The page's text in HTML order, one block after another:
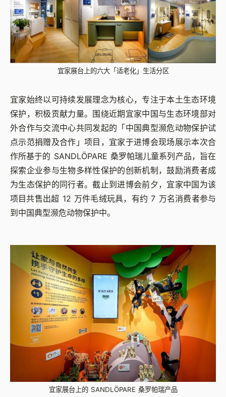
宜家展台上的六大「适老化」生活分区
宜家始终以可持续发展理念为核心，专注于本土生态环境
保护，积极贡献力量。围绕近期宜家中国与生态环境部对
外合作与交流中心共同发起的「中国典型濒危动物保护试
点示范捐赠及合作」项目，宜家于进博会现场展示本次合
作所基于的 SANDLÖPARE 桑罗帕瑞儿童系列产品，旨在
探索企业参与生物多样性保护的创新机制，鼓励消费者成
为生态保护的同行者。截止到进博会前夕，宜家中国为该
项目共售出超 12 万件毛绒玩具，有约 7 万名消费者参与
到中国典型濒危动物保护中。
宜家展台上的 SANDLÖPARE 桑罗帕瑞产品